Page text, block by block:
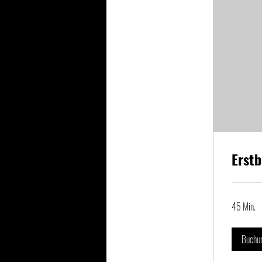
45 Min.